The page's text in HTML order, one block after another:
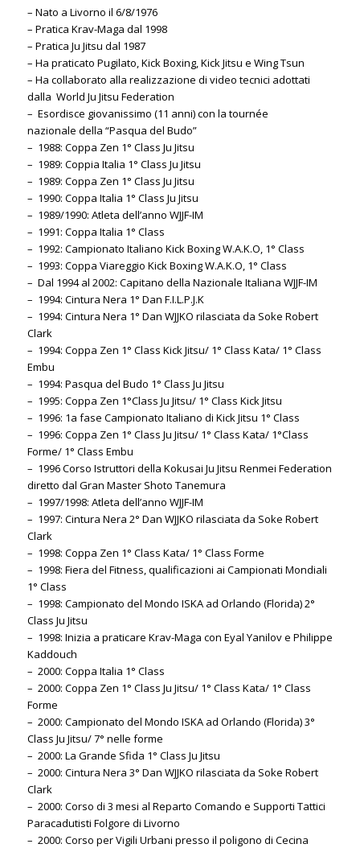
– Nato a Livorno il 6/8/1976
– Pratica Krav-Maga dal 1998
– Pratica Ju Jitsu dal 1987
– Ha praticato Pugilato, Kick Boxing, Kick Jitsu e Wing Tsun
– Ha collaborato alla realizzazione di video tecnici adottati
dalla World Ju Jitsu Federation
– Esordisce giovanissimo (11 anni) con la tournée
nazionale della “Pasqua del Budo”
– 1988: Coppa Zen 1° Class Ju Jitsu
– 1989: Coppia Italia 1° Class Ju Jitsu
– 1989: Coppa Zen 1° Class Ju Jitsu
– 1990: Coppa Italia 1° Class Ju Jitsu
– 1989/1990: Atleta dell’anno WJJF-IM
– 1991: Coppa Italia 1° Class
– 1992: Campionato Italiano Kick Boxing W.A.K.O, 1° Class
– 1993: Coppa Viareggio Kick Boxing W.A.K.O, 1° Class
– Dal 1994 al 2002: Capitano della Nazionale Italiana WJJF-IM
– 1994: Cintura Nera 1° Dan F.I.L.P.J.K
– 1994: Cintura Nera 1° Dan WJJKO rilasciata da Soke Robert
Clark
– 1994: Coppa Zen 1° Class Kick Jitsu/ 1° Class Kata/ 1° Class
Embu
– 1994: Pasqua del Budo 1° Class Ju Jitsu
– 1995: Coppa Zen 1°Class Ju Jitsu/ 1° Class Kick Jitsu
– 1996: 1a fase Campionato Italiano di Kick Jitsu 1° Class
– 1996: Coppa Zen 1° Class Ju Jitsu/ 1° Class Kata/ 1°Class
Forme/ 1° Class Embu
– 1996 Corso Istruttori della Kokusai Ju Jitsu Renmei Federation
diretto dal Gran Master Shoto Tanemura
– 1997/1998: Atleta dell’anno WJJF-IM
– 1997: Cintura Nera 2° Dan WJJKO rilasciata da Soke Robert
Clark
– 1998: Coppa Zen 1° Class Kata/ 1° Class Forme
– 1998: Fiera del Fitness, qualificazioni ai Campionati Mondiali
1° Class
– 1998: Campionato del Mondo ISKA ad Orlando (Florida) 2°
Class Ju Jitsu
– 1998: Inizia a praticare Krav-Maga con Eyal Yanilov e Philippe
Kaddouch
– 2000: Coppa Italia 1° Class
– 2000: Coppa Zen 1° Class Ju Jitsu/ 1° Class Kata/ 1° Class
Forme
– 2000: Campionato del Mondo ISKA ad Orlando (Florida) 3°
Class Ju Jitsu/ 7° nelle forme
– 2000: La Grande Sfida 1° Class Ju Jitsu
– 2000: Cintura Nera 3° Dan WJJKO rilasciata da Soke Robert
Clark
– 2000: Corso di 3 mesi al Reparto Comando e Supporti Tattici
Paracadutisti Folgore di Livorno
– 2000: Corso per Vigili Urbani presso il poligono di Cecina